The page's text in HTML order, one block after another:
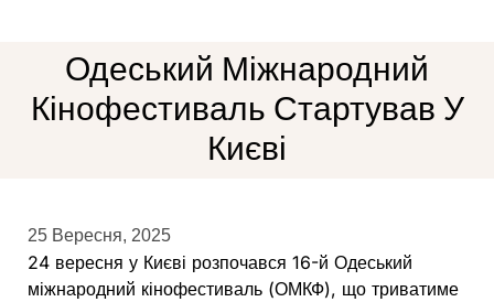
Одеський Міжнародний
Кінофестиваль Стартував У
Києві
25 Вересня, 2025
24 вересня у Києві розпочався 16-й Одеський
міжнародний кінофестиваль (ОМКФ), що триватиме